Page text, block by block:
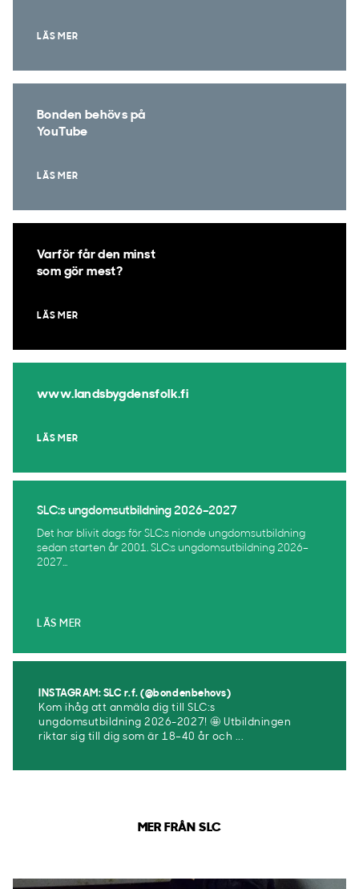
LÄS MER
Bonden behövs på
YouTube
LÄS MER
Varför får den minst
som gör mest?
LÄS MER
www.landsbygdensfolk.fi
LÄS MER
SLC:s ungdomsutbildning 2026–2027
Det har blivit dags för SLC:s nionde ungdomsutbildning
sedan starten år 2001. SLC:s ungdomsutbildning 2026–
2027...
LÄS MER
INSTAGRAM: SLC r.f. (@bondenbehovs)
Kom ihåg att anmäla dig till SLC:s
ungdomsutbildning 2026-2027! 🤩 Utbildningen
riktar sig till dig som är 18–40 år och ...
MER FRÅN SLC